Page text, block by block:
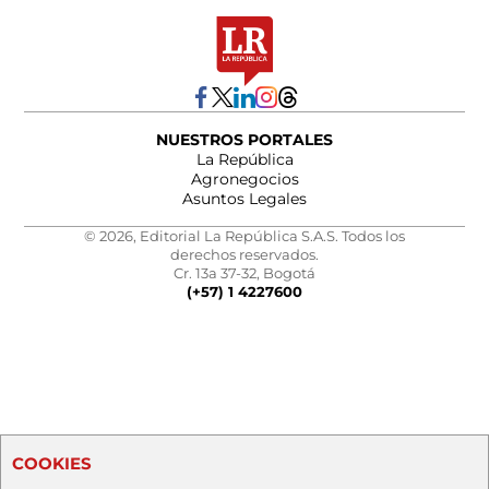
NUESTROS PORTALES
La República
Agronegocios
Asuntos Legales
© 2026, Editorial La República S.A.S. Todos los
derechos reservados.
Cr. 13a 37-32, Bogotá
(+57) 1 4227600
COOKIES